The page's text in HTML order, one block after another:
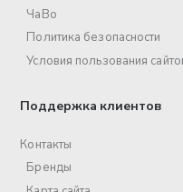
ЧаВо
Политика безопасности
Условия пользования
Поддержка клиентов
Контакты
Бренды